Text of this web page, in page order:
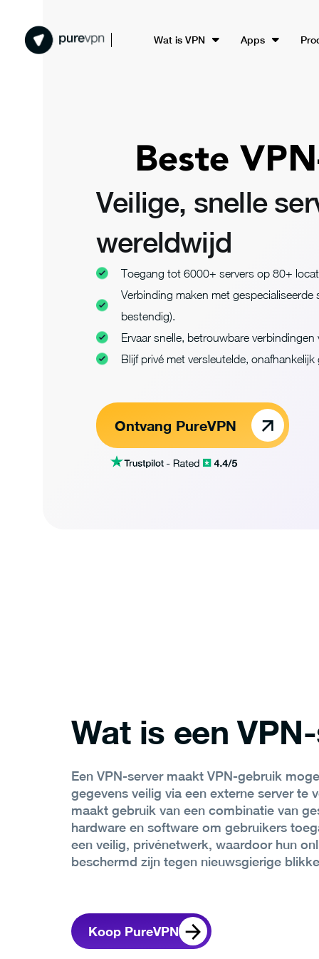
Wat is VPN Apps
Beste
Veilige, snelle
wereldwijd
Toegang tot 6000+ servers op 80+
Verbinding maken met gespecialiseerde
bestendig).
Ervaar snelle, betrouwbare
Blijf privé met versleutelde,
Ontvang PureVPN
Wat is een
Een VPN-server maakt VPN-gebruik
gegevens veilig via een externe server te
maakt gebruik van een combinatie van
hardware en software om gebruikers
een veilig, privénetwerk, waardoor hun
beschermd zijn tegen nieuwsgierige
Koop PureVPN